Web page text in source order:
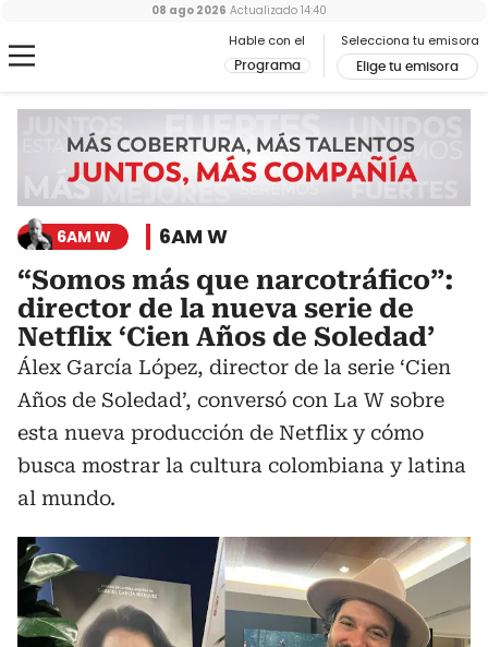
Hable con el
Programa
Selecciona tu emisora
Elige tu emisora
08 ago 2026 Actualizado 14:40
6AM W 6AM W
“Somos más que narcotráfico”:
director de la nueva serie de
Netflix ‘Cien Años de Soledad’
Álex García López, director de la serie ‘Cien
Años de Soledad’, conversó con La W sobre
esta nueva producción de Netflix y cómo
busca mostrar la cultura colombiana y latina
al mundo.